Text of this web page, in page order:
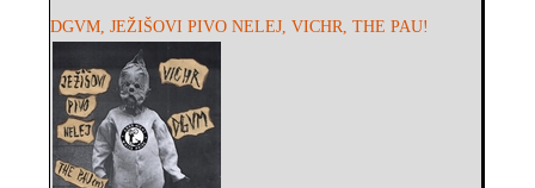
DGVM, JEŽIŠOVI PIVO NELEJ, VICHR, THE PAU!